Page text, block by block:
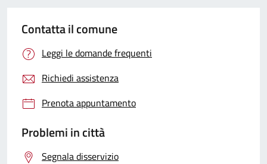
Contatta il comune
Leggi le domande frequenti
Richiedi assistenza
Prenota appuntamento
Problemi in città
Segnala disservizio